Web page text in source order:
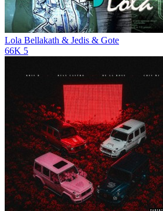
Lola Bellakath & Jedis & Gote
66K 5